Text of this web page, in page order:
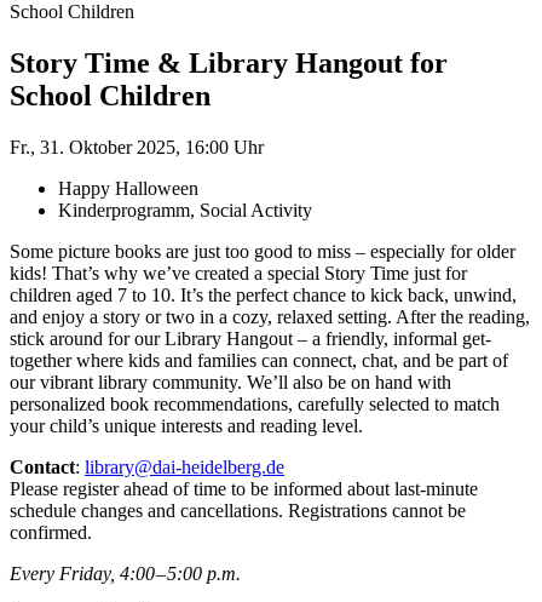
School Children
Story Time & Library Hangout for
School Children
Fr., 31. Oktober 2025, 16:00 Uhr
Happy Halloween
Kinderprogramm, Social Activity
Some picture books are just too good to miss – especially for older
kids! That’s why we’ve created a special Story Time just for
children aged 7 to 10. It’s the perfect chance to kick back, unwind,
and enjoy a story or two in a cozy, relaxed setting. After the reading,
stick around for our Library Hangout – a friendly, informal get-
together where kids and families can connect, chat, and be part of
our vibrant library community. We’ll also be on hand with
personalized book recommendations, carefully selected to match
your child’s unique interests and reading level.
Contact: library@dai-heidelberg.de
Please register ahead of time to be informed about last-minute
schedule changes and cancellations. Registrations cannot be
confirmed.
Every Friday, 4:00 – 5:00 p.m.